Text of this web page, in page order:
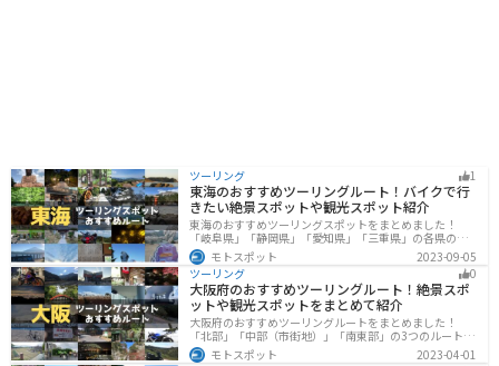
ツーリング 1
東海のおすすめツーリングルート！バイクで行
きたい絶景スポットや観光スポット紹介
東海のおすすめツーリングスポットをまとめました！
「岐阜県」「静岡県」「愛知県」「三重県」の各県の観
光地紹介します。自然豊かな山々や湖、温泉地が点在
し、四季折々の景色を楽しめるスポットが多数ありま
す。バイクで東海にツーリングに行く際は参考にしてく
ださい。
モトスポット
2023-09-05
ツーリング
0
大阪府のおすすめツーリングルート！絶景スポ
ットや観光スポットをまとめて紹介
大阪府のおすすめツーリングルートをまとめました！
「北部」「中部（市街地）」「南東部」の3つのルート紹
介します。歴史と近代が融合した魅力的なエリアで様々
な楽しみ方ができます。バイクで大阪府にツーリングに
モトスポット
2023-04-01